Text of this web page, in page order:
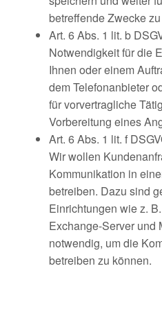
betreffende Zwecke
Art. 6 Abs. 1 lit. b
Notwendigkeit für die
Ihnen oder einem
dem Telefonanbieter
für vorvertragliche
Vorbereitung eines
Art. 6 Abs. 1 lit. f
Wir wollen
Kommunikation in
betreiben. Dazu sind
Einrichtungen wie z.
Exchange-Server und
notwendig, um die
betreiben zu können.